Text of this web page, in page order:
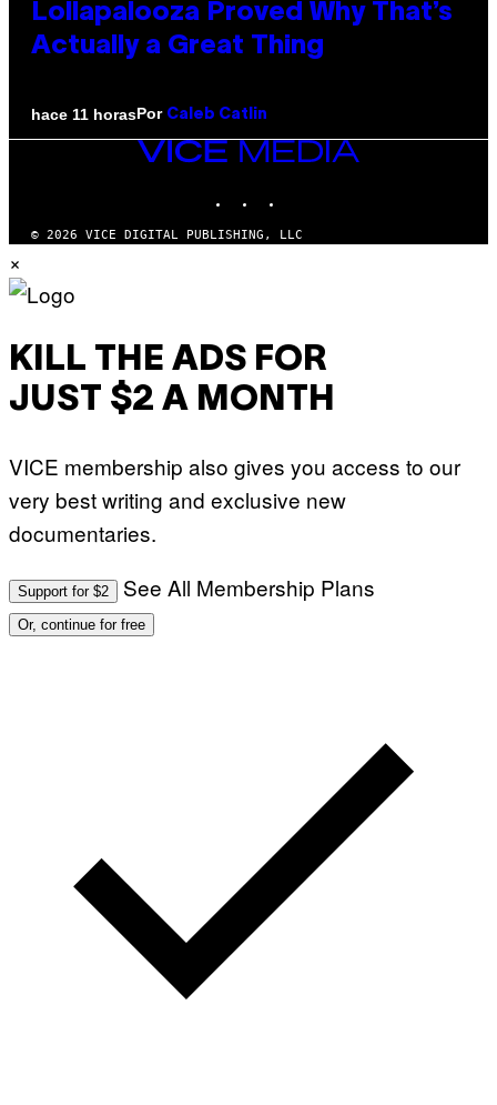
Lollapalooza Proved Why That’s
Actually a Great Thing
hace 11 horasPor Caleb Catlin
VICE
© 2026 VICE DIGITAL PUBLISHING, LLC
×
KILL THE ADS FOR
JUST $2 A MONTH
VICE membership also gives you access to our
very best writing and exclusive new
documentaries.
Support for $2 See All Membership Plans
Or, continue for free